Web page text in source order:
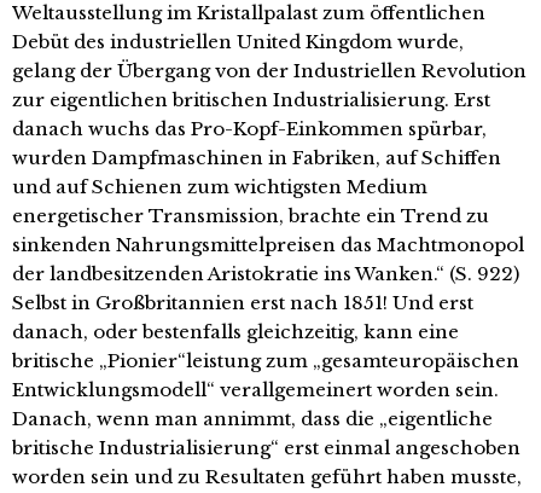
Weltausstellung im Kristallpalast zum öffentlichen
Debüt des industriellen United Kingdom wurde,
gelang der Übergang von der Industriellen Revolution
zur eigentlichen britischen Industrialisierung. Erst
danach wuchs das Pro-Kopf-Einkommen spürbar,
wurden Dampfmaschinen in Fabriken, auf Schiffen
und auf Schienen zum wichtigsten Medium
energetischer Transmission, brachte ein Trend zu
sinkenden Nahrungsmittelpreisen das Machtmonopol
der landbesitzenden Aristokratie ins Wanken.“ (S. 922)
Selbst in Großbritannien erst nach 1851! Und erst
danach, oder bestenfalls gleichzeitig, kann eine
britische „Pionier“leistung zum „gesamteuropäischen
Entwicklungsmodell“ verallgemeinert worden sein.
Danach, wenn man annimmt, dass die „eigentliche
britische Industrialisierung“ erst einmal angeschoben
worden sein und zu Resultaten geführt haben musste,